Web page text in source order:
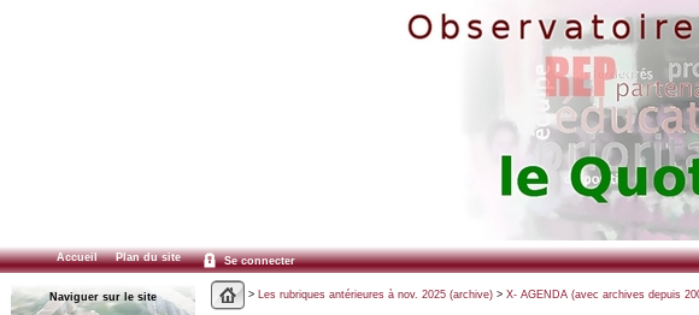
Accueil Plan du site Se connecter
Naviguer sur le site > Les rubriques antérieures à nov. 2025 (archive)> X- AGENDA (avec archives depuis